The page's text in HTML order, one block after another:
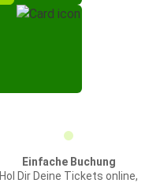
Einfache Buchung
Hol Dir Deine Tickets online,